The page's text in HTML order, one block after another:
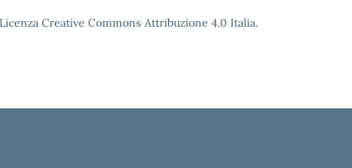
Creative Commons Attribuzione 4.0 Italia.